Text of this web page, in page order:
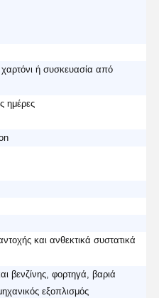
ή συσκευασία από
ημέρες
και ανθεκτικά συστατικά
βενζίνης, φορτηγά, βαριά
εξοπλισμός